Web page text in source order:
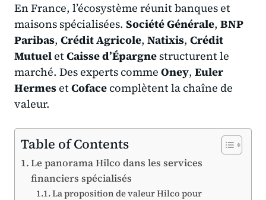
En France, l’écosystème réunit banques et
maisons spécialisées. Société Générale, BNP
Paribas, Crédit Agricole, Natixis, Crédit
MutueletCaisse d’Épargne structurent le
marché. Des experts comme Oney, Euler
HermesetCofacecomplètent la chaîne de
valeur.
Table of Contents
Le panorama Hilco dans les services
financiers spécialisés
La proposition de valeur Hilco pour